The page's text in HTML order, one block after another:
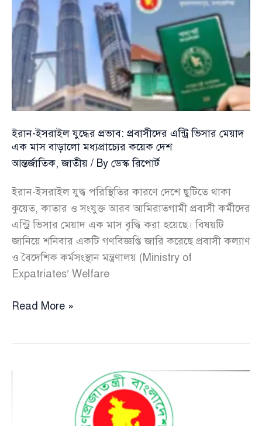
আসছে
আরও
জাহাজ
ইরান-ইসরাইল যুদ্ধের প্রভাব: প্রবাসীদের এন্ট্রি ভিসার মেয়াদ
এক মাস বাড়ালো মধ্যপ্রাচ্যের কয়েক দেশ
আন্তর্জাতিক,জাতীয় / By ডেস্ক রিপোর্ট
ইরান-ইসরাইল যুদ্ধ পরিস্থিতির কারণে দেশে ছুটিতে থাকা
কুয়েত, কাতার ও সংযুক্ত আরব আমিরাতগামী প্রবাসী কর্মীদের
এন্ট্রি ভিসার মেয়াদ এক মাস বৃদ্ধি করা হয়েছে। বিষয়টি
জানিয়ে শনিবার একটি গণবিজ্ঞপ্তি জারি করেছে প্রবাসী কল্যাণ
ও বৈদেশিক কর্মসংস্থান মন্ত্রণালয় (Ministry of
Expatriates’ Welfare
ইরান-
প্রবাসীদের
Read More »